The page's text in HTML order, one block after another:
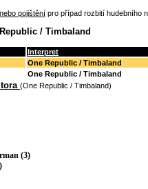
pojištění pro případ rozbití hudebního
/ Timbaland
Interpret
One Republic / Timbaland
One Republic / Timbaland
(One Republic / Timbaland)
(3)